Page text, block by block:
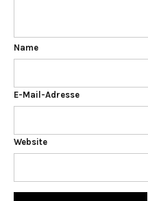
Name
E-Mail-Adresse
Website